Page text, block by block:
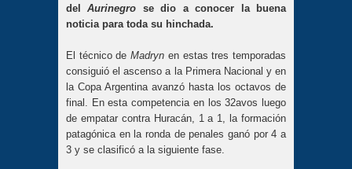
delAurinegro se dio a conocer la buena
noticia para toda su hinchada.
El técnico deMadryn en estas tres temporadas
consiguió el ascenso a la Primera Nacional y en
la Copa Argentina avanzó hasta los octavos de
final. En esta competencia en los 32avos luego
de empatar contra Huracán, 1 a 1, la formación
patagónica en la ronda de penales ganó por 4 a
3 y se clasificó a la siguiente fase.